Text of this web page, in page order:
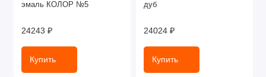
эмаль КОЛОР №5
24243 ₽
Купить
дуб
24024 ₽
Купить